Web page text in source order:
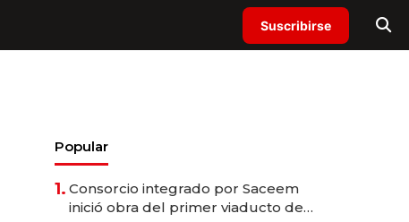
Suscribirse
Popular
1. Consorcio integrado por Saceem
inició obra del primer viaducto de